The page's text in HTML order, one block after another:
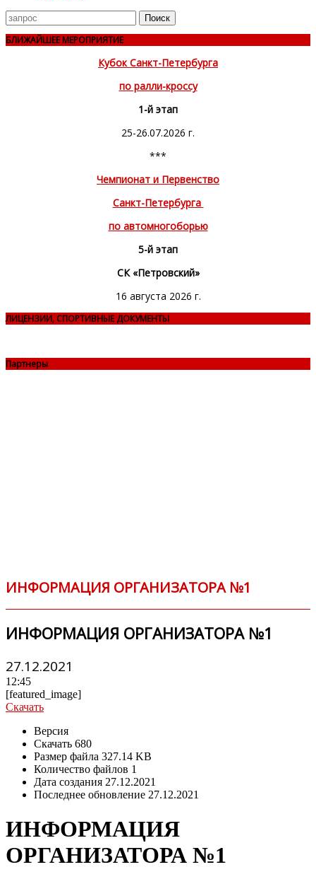
Поиск
для
БЛИЖАЙШЕЕ МЕРОПРИЯТИЕ
Кубок Санкт-Петербурга
по ралли-кроссу
1-й этап
25-26.07.2026 г.
***
Чемпионат и Первенство
Санкт-Петербурга
по автомногоборью
5-й этап
СК «Петровский»
16 августа 2026 г.
ЛИЦЕНЗИИ, СПОРТИВНЫЕ ДОКУМЕНТЫ
Партнеры
ИНФОРМАЦИЯ ОРГАНИЗАТОРА №1
ИНФОРМАЦИЯ ОРГАНИЗАТОРА №1
27.12.2021
12:45
[featured_image]
Скачать
Версия
Скачать 680
Размер файла 327.14 KB
Количество файлов 1
Дата создания 27.12.2021
Последнее обновление 27.12.2021
ИНФОРМАЦИЯ
ОРГАНИЗАТОРА №1